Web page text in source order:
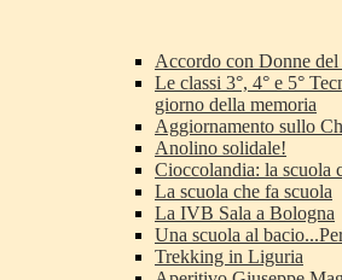
Accordo con Donne
Le classi 3°, 4° e 5°
giorno della memoria
Aggiornamento sullo
Anolino solidale!
Cioccolandia: la scuola
La scuola che fa scuola
La IVB Sala a Bologna
Una scuola al
Trekking in Liguria